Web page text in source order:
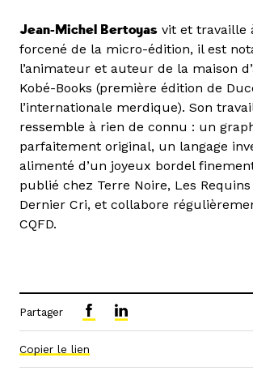
Jean-Michel Bertoyas vit et travaille
forcené de la micro-édition, il est
l’animateur et auteur de la maison
Kobé-Books (première édition de
l’internationale merdique). Son
ressemble à rien de connu : un
parfaitement original, un langage
alimenté d’un joyeux bordel
publié chez Terre Noire, Les
Dernier Cri, et collabore
CQFD.
Partager
Copier le lien